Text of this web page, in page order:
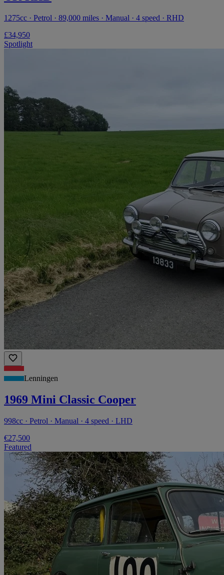
1275cc · Petrol · 89,000 miles · Manual · 4 speed · RHD
£34,950
Spotlight
Lenningen
1969 Mini Classic Cooper
998cc · Petrol · Manual · 4 speed · LHD
€27,500
Featured